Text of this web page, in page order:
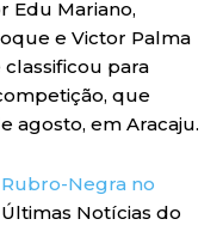
Edu Mariano,
e Victor Palma
para
que
agosto, em Aracaju.
Negra no
Notícias do